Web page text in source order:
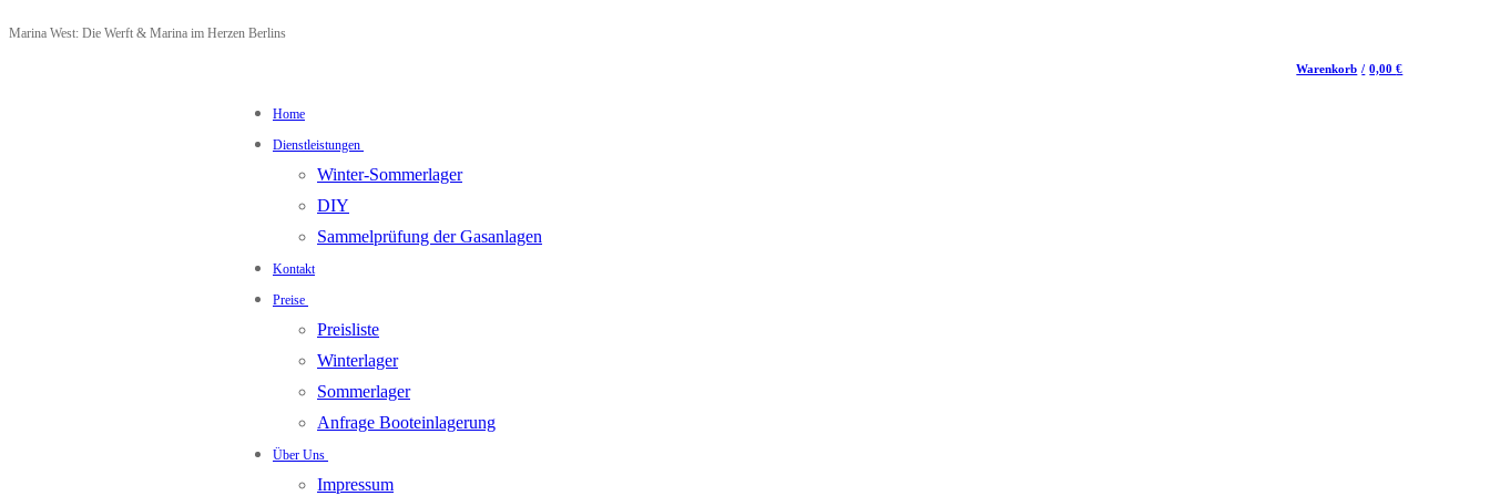
Zum
Menü
Schließen
Marina West: Die Werft & Marina im Herzen Berlins
Warenkorb / 0,00€
Home
Dienstleistungen
Winter-Sommerlager
DIY
Sammelprüfung der Gasanlagen
Kontakt
Preise
Preisliste
Winterlager
Sommerlager
Anfrage Booteinlagerung
Über Uns
Impressum